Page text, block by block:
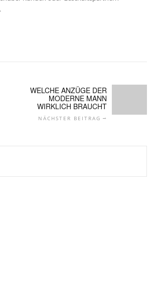
WELCHE ANZÜGE DER
MODERNE MANN
WIRKLICH BRAUCHT
NÄCHSTER BEITRAG